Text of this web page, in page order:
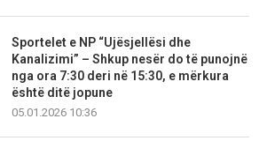
Sportelet e NP “Ujësjellësi dhe
Kanalizimi” – Shkup nesër do të punojnë
nga ora 7:30 deri në 15:30, e mërkura
është ditë jopune
05.01.2026 10:36